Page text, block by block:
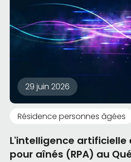
29 juin 2026
Résidence personnes âgées
L'intelligence artificielle
pour aînés (RPA) au